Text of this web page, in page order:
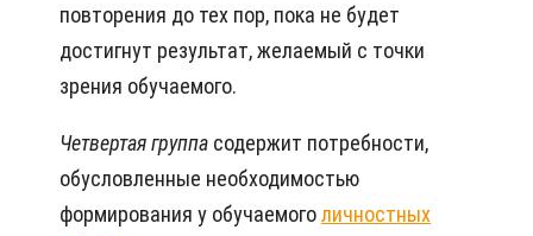
повторения до тех пор, пока не будет
достигнут результат, желаемый с точки
зрения обучаемого.
Четвертая группа содержит потребности,
обусловленные необходимостью
формирования у обучаемоголичностных